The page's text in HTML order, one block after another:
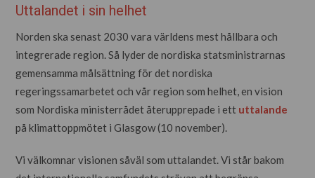
Uttalandet i sin helhet
Norden ska senast 2030 vara världens mest hållbara och
integrerade region. Så lyder de nordiska statsministrarnas
gemensamma målsättning för det nordiska
regeringssamarbetet och vår region som helhet, en vision
som Nordiska ministerrådet återupprepade i ett uttalande
på klimattoppmötet i Glasgow (10 november).
Vi välkomnar visionen såväl som uttalandet. Vi står bakom